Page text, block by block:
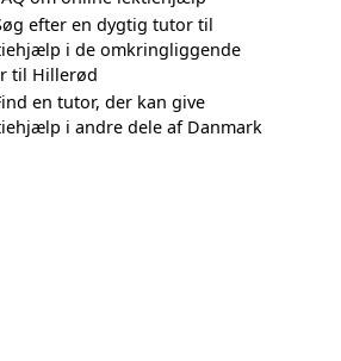
efter en dygtig tutor til
i de omkringliggende
til Hillerød
en tutor, der kan give
i andre dele af Danmark